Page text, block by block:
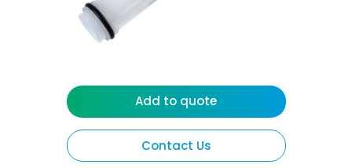
Contact Us
Add to quote